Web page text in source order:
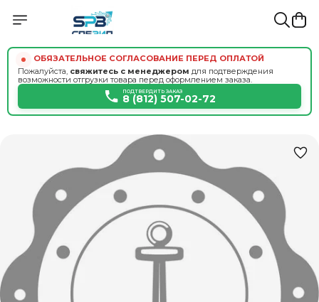
ОБЯЗАТЕЛЬНОЕ СОГЛАСОВАНИЕ ПЕРЕД ОПЛАТОЙ
Пожалуйста, свяжитесь с менеджером для подтверждения
возможности отгрузки товара перед оформлением заказа.
ПОДТВЕРДИТЬ ЗАКАЗ
8 (812) 507-02-72